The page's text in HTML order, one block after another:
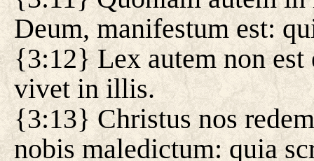
Deum, manifestum est:
{3:12} Lex autem non est
vivet in illis.
{3:13} Christus nos
nobis maledictum: quia